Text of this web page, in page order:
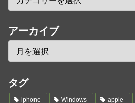
アーカイブ
タグ
iphone Windows apple